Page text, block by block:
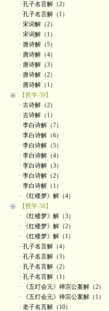
· 孔子名言解（2）
· 孔子名言解（1）
· 宋词解（2）
· 宋词解（1）
· 唐诗解（5）
· 唐诗解（4）
· 唐诗解（3）
· 唐诗解（2）
· 唐诗解（1）
【哲学-59】
· 古诗解（2）
· 古诗解（1）
· 李白诗解（7）
· 李白诗解（6）
· 李白诗解（5）
· 李白诗解（4）
· 李白诗解（3）
· 李白诗解（2）
· 李白诗解（1）
· 《红楼梦》解（4）
【哲学-58】
· 《红楼梦》解（3）
· 《红楼梦》解（2）
· 《红楼梦》解（1）
· 孔子名言解（4）
· 孔子名言解（3）
· 孔子名言解（2）
· 孔子名言解（1）
· 《五灯会元》禅宗公案解（2）
· 《五灯会元》禅宗公案解（1）
· 老子名言解（10）